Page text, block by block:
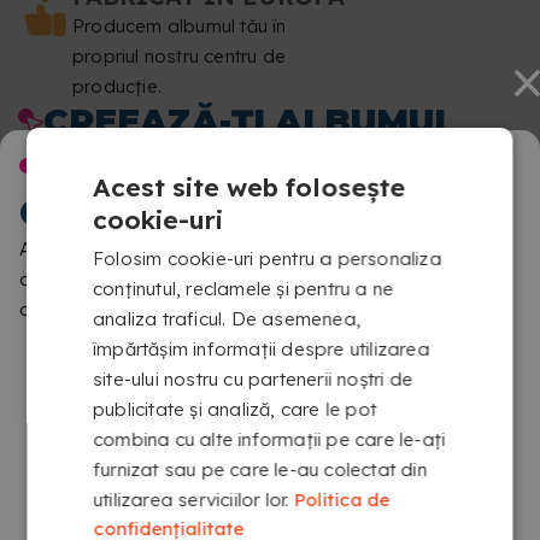
BINE AI VENIT LA
COPYKREA
Am detectat că navighezi dintr-o locație diferită de cea
aferentă acestui site. Te rugăm să confirmi ce versiune
dorești să vizitezi
MERGI LA COPYKREA USA
Producem albumul tău în
propriul nostru centru de
producție.
CREEAZĂ-ȚI ALBUMUL
LEGĂTURĂ ÎN SPIRALĂ
WIRE-O
Acest site web folosește
cookie-uri
Folosim cookie-uri pentru a personaliza
conținutul, reclamele și pentru a ne
analiza traficul. De asemenea,
împărtășim informații despre utilizarea
site-ului nostru cu partenerii noștri de
publicitate și analiză, care le pot
combina cu alte informații pe care le-ați
furnizat sau pe care le-au colectat din
utilizarea serviciilor lor. Politica de
confidențialitate